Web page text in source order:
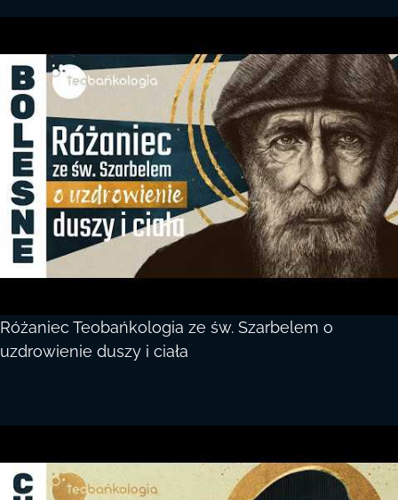
Różaniec Teobańkologia ze św. Szarbelem o
uzdrowienie duszy i ciała